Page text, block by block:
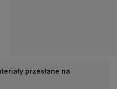
przesłane na